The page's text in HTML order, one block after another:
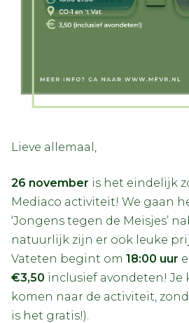
Lieve allemaal,
26 november is het eindelijk
Mediaco activiteit! We gaan
‘Jongens tegen de Meisjes’
natuurlijk zijn er ook leuke
Vateten begint om 18:00 uur
€3,50 inclusief avondeten! Je
komen naar de activiteit,
is het gratis!).